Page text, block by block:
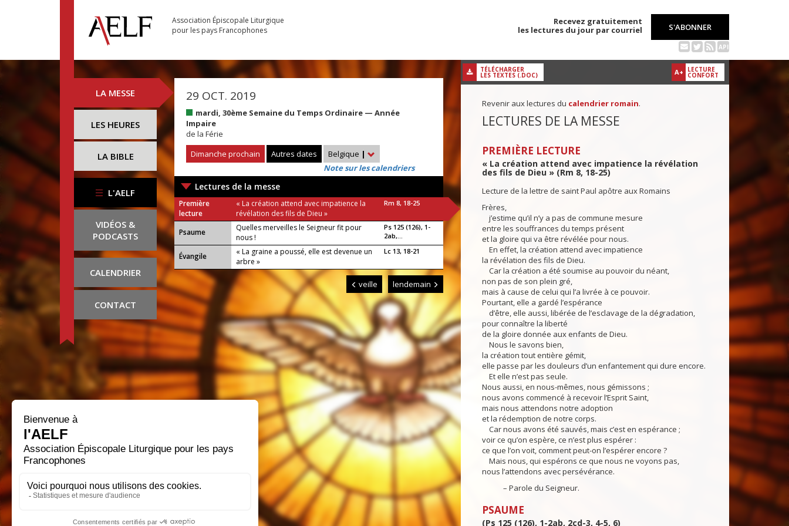
Association Épiscopale Liturgique
pour les pays Francophones
Recevez gratuitement
les lectures du jour par courriel
S'ABONNER
API
LA MESSE
LES HEURES
LA BIBLE
L'AELF
VIDÉOS &
PODCASTS
CALENDRIER
CONTACT
29 OCT. 2019
mardi, 30ème Semaine du Temps Ordinaire — Année
Impaire
de la Férie
Dimanche prochain
Autres dates Belgique |
Note sur les calendriers
Lectures de la messe
Première
lecture
« La création attend avec impatience la
révélation des fils de Dieu »
Rm 8, 18-25
Psaume
Quelles merveilles le Seigneur fit pour
nous !
Ps 125 (126), 1-
2ab,...
Évangile
« La graine a poussé, elle est devenue un
arbre »
Lc 13, 18-21
veille lendemain
A+ LECTURE
CONFORT
TÉLÉCHARGER
LES TEXTES (.DOC)
Revenir aux lectures du calendrier romain.
LECTURES DE LA MESSE
PREMIÈRE LECTURE
« La création attend avec impatience la révélation
des fils de Dieu » (Rm 8, 18-25)
Lecture de la lettre de saint Paul apôtre aux Romains
Frères,
j’estime qu’il n’y a pas de commune mesure
entre les souffrances du temps présent
et la gloire qui va être révélée pour nous.
En effet, la création attend avec impatience
la révélation des fils de Dieu.
Car la création a été soumise au pouvoir du néant,
non pas de son plein gré,
mais à cause de celui qui l’a livrée à ce pouvoir.
Pourtant, elle a gardé l’espérance
d’être, elle aussi, libérée de l’esclavage de la dégradation,
pour connaître la liberté
de la gloire donnée aux enfants de Dieu.
Nous le savons bien,
la création tout entière gémit,
elle passe par les douleurs d’un enfantement qui dure encore.
Et elle n’est pas seule.
Nous aussi, en nous-mêmes, nous gémissons ;
nous avons commencé à recevoir l’Esprit Saint,
mais nous attendons notre adoption
et la rédemption de notre corps.
Car nous avons été sauvés, mais c’est en espérance ;
voir ce qu’on espère, ce n’est plus espérer :
ce que l’on voit, comment peut-on l’espérer encore ?
Mais nous, qui espérons ce que nous ne voyons pas,
nous l’attendons avec persévérance.
– Parole du Seigneur.
PSAUME
(Ps 125 (126), 1-2ab, 2cd-3, 4-5, 6)